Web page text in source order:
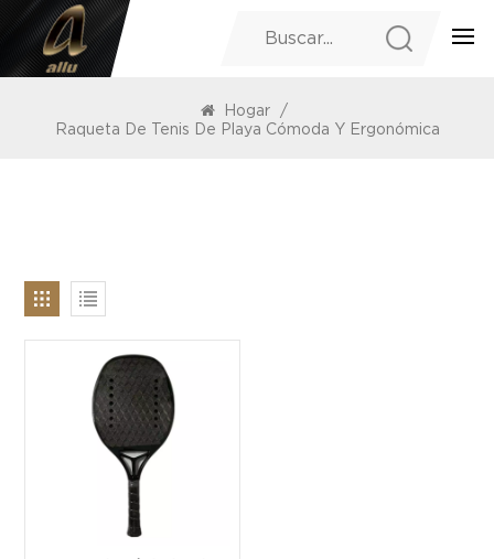
PRODUCTOS
Hogar
/
Raqueta De Tenis De Playa Cómoda Y Ergonómica